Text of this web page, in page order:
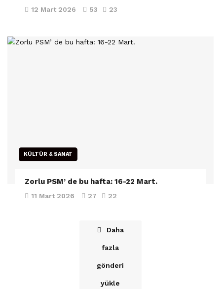
12 Mart 2026 53 23
KÜLTÜR & SANAT
Zorlu PSM’ de bu hafta: 16-22 Mart.
11 Mart 2026 27 22
Daha
fazla
gönderi
yükle